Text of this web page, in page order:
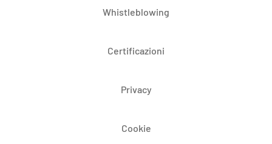
Whistleblowing
Certificazioni
Privacy
Cookie